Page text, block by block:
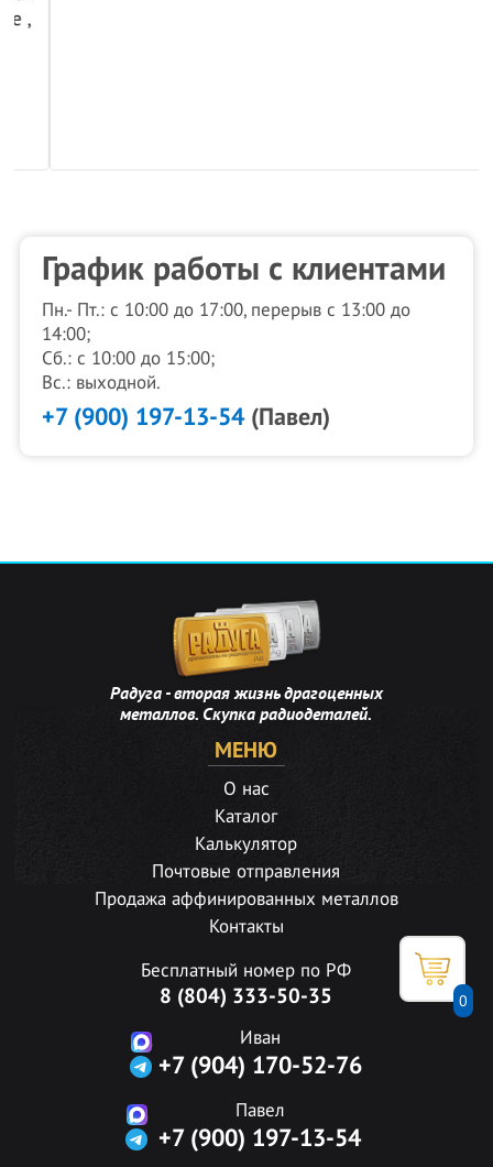
0
График работы с клиентами
Пн.- Пт.: с 10:00 до 17:00, перерыв с 13:00 до
14:00;
Сб.: с 10:00 до 15:00;
Вс.: выходной.
+7 (900) 197-13-54(Павел)
Радуга - вторая жизнь драгоценных
металлов. Скупка радиодеталей.
МЕНЮ
О нас
Каталог
Калькулятор
Почтовые отправления
Продажа аффинированных металлов
Контакты
Бесплатный номер по РФ
8 (804) 333-50-35
Иван
+7 (904) 170-52-76
Павел
+7 (900) 197-13-54